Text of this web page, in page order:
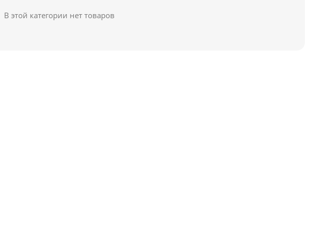
В этой категории нет товаров